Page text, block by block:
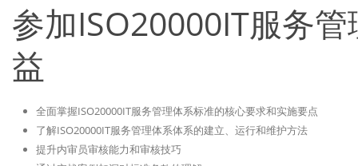
参加ISO20000IT服务
益
全面掌握ISO20000IT服务管理体系标准的核心要求和实施要点
了解ISO20000IT服务管理体系体系的建立、运行和维护方法
提升内审员审核能力和审核技巧